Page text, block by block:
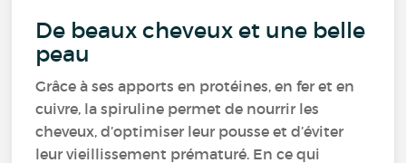
De beaux cheveux et une belle
peau
Grâce à ses apports en protéines, en fer et en
cuivre, la spiruline permet de nourrir les
cheveux, d’optimiser leur pousse et d’éviter
leur vieillissement prématuré. En ce qui